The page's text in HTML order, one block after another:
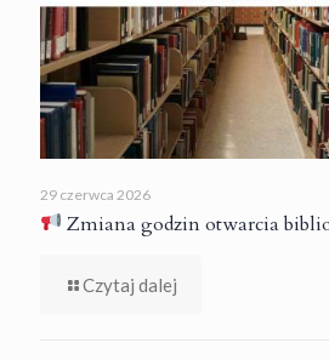
29 czerwca 2026
Zmiana godzin otwarcia
Czytaj dalej